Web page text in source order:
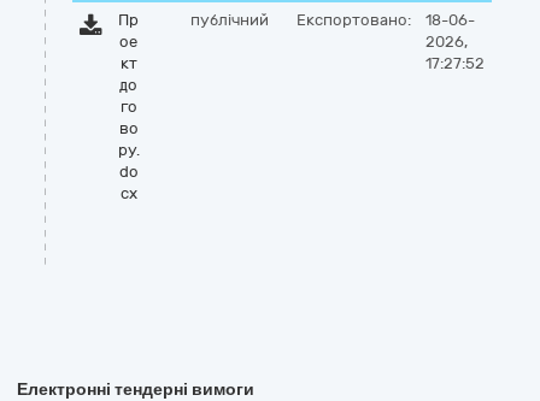
Пр
ое
кт
до
го
во
ру.
do
cx
публічний Експортовано:
18-06-
2026,
17:27:52
Електронні тендерні вимоги